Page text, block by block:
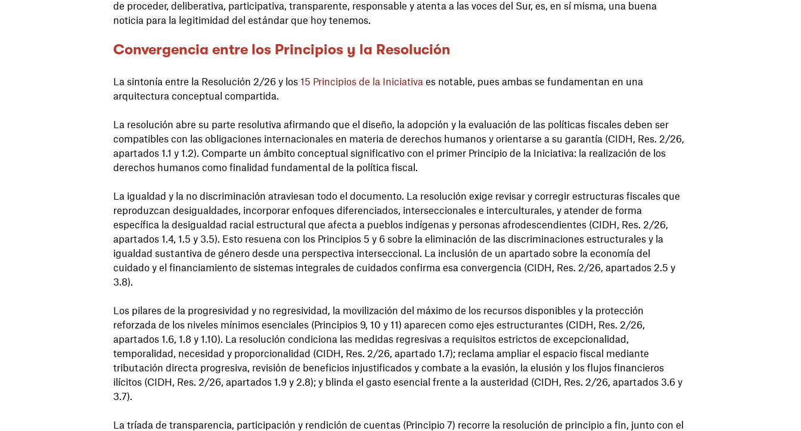
de proceder, deliberativa, participativa, transparente, responsable y atenta a las voces del Sur, es, en sí misma, una buena
noticia para la legitimidad del estándar que hoy tenemos.
Convergencia entre los Principios y la Resolución
La sintonía entre la Resolución 2/26 y los 15 Principios de la Iniciativa es notable, pues ambas se fundamentan en una
arquitectura conceptual compartida.
La resolución abre su parte resolutiva afirmando que el diseño, la adopción y la evaluación de las políticas fiscales deben ser
compatibles con las obligaciones internacionales en materia de derechos humanos y orientarse a su garantía (CIDH, Res. 2/26,
apartados 1.1 y 1.2). Comparte un ámbito conceptual significativo con el primer Principio de la Iniciativa: la realización de los
derechos humanos como finalidad fundamental de la política fiscal.
La igualdad y la no discriminación atraviesan todo el documento. La resolución exige revisar y corregir estructuras fiscales que
reproduzcan desigualdades, incorporar enfoques diferenciados, interseccionales e interculturales, y atender de forma
específica la desigualdad racial estructural que afecta a pueblos indígenas y personas afrodescendientes (CIDH, Res. 2/26,
apartados 1.4, 1.5 y 3.5). Esto resuena con los Principios 5 y 6 sobre la eliminación de las discriminaciones estructurales y la
igualdad sustantiva de género desde una perspectiva interseccional. La inclusión de un apartado sobre la economía del
cuidado y el financiamiento de sistemas integrales de cuidados confirma esa convergencia (CIDH, Res. 2/26, apartados 2.5 y
3.8).
Los pilares de la progresividad y no regresividad, la movilización del máximo de los recursos disponibles y la protección
reforzada de los niveles mínimos esenciales (Principios 9, 10 y 11) aparecen como ejes estructurantes (CIDH, Res. 2/26,
apartados 1.6, 1.8 y 1.10). La resolución condiciona las medidas regresivas a requisitos estrictos de excepcionalidad,
temporalidad, necesidad y proporcionalidad (CIDH, Res. 2/26, apartado 1.7); reclama ampliar el espacio fiscal mediante
tributación directa progresiva, revisión de beneficios injustificados y combate a la evasión, la elusión y los flujos financieros
ilícitos (CIDH, Res. 2/26, apartados 1.9 y 2.8); y blinda el gasto esencial frente a la austeridad (CIDH, Res. 2/26, apartados 3.6 y
3.7).
La tríada de transparencia, participación y rendición de cuentas (Principio 7) recorre la resolución de principio a fin, junto con el